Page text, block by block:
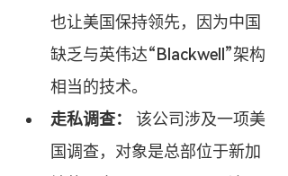
也让美国保持领先，因为中国
缺乏与英伟达“Blackwell”架构
相当的技术。
走私调查：
该公司涉及一项美
国调查，对象是总部位于新加